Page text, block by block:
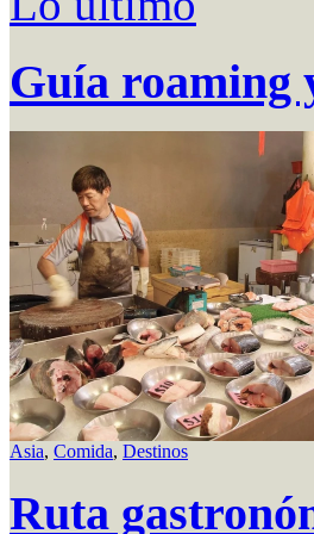
Guía roaming
Asia, Comida, Destinos
Ruta